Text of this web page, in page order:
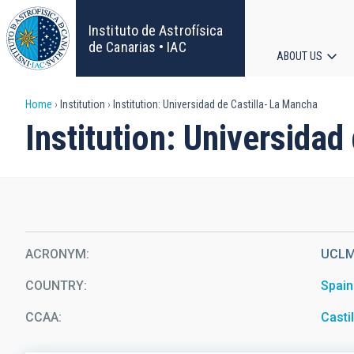
Skip
to
main
content
Instituto de Astrofísica
de Canarias • IAC
ABOUT US
Breadcrumb
Home Institution Institution: Universidad de Castilla- La Mancha
Institution:
ACRONYM
COUNTRY Spain
CCAA